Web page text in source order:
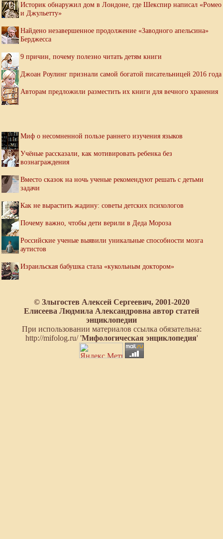
Историк обнаружил дом в Лондоне, где Шекспир написал «Ромео
и Джульетту»
Найдено незавершенное продолжение «Заводного апельсина»
Берджесса
9 причин, почему полезно читать детям книги
Джоан Роулинг признали самой богатой писательницей 2016 года
Авторам предложили разместить их книги для вечного хранения
Миф о несомненной пользе раннего изучения языков
Учёные рассказали, как мотивировать ребенка без
вознаграждения
Вместо сказок на ночь ученые рекомендуют решать с детьми
задачи
Как не вырастить жадину: советы детских психологов
Почему важно, чтобы дети верили в Деда Мороза
Российские ученые выявили уникальные способности мозга
аутистов
Израильская бабушка стала «кукольным доктором»
© Злыгостев Алексей Сергеевич, 2001-2020
Елисеева Людмила Александровна автор статей
энциклопедии
При использовании материалов ссылка обязательна:
http://mifolog.ru/ 'Мифологическая энциклопедия'